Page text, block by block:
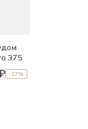
375
-37%